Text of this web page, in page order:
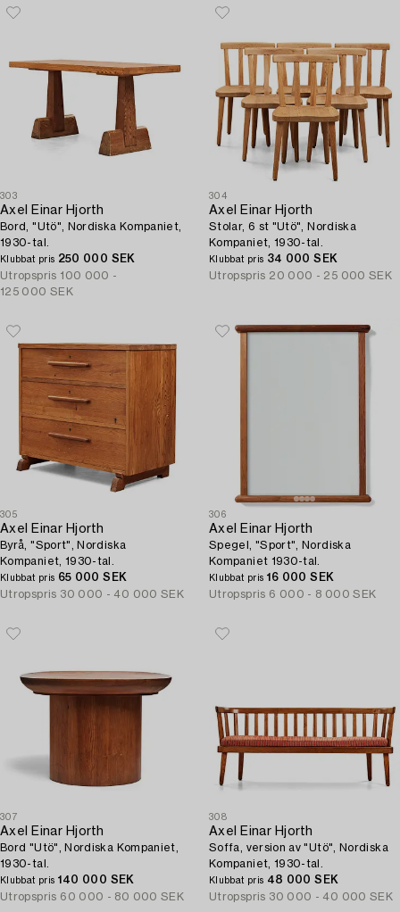
303
Axel Einar Hjorth
Bord, "Utö", Nordiska Kompaniet,
1930-tal.
Klubbat pris 250 000 SEK
Utropspris 100 000 -
125 000 SEK
304
Axel Einar Hjorth
Stolar, 6 st "Utö", Nordiska
Kompaniet, 1930-tal.
Klubbat pris 34 000 SEK
Utropspris 20 000 - 25 000 SEK
305
Axel Einar Hjorth
Byrå, "Sport", Nordiska
Kompaniet, 1930-tal.
Klubbat pris 65 000 SEK
Utropspris 30 000 - 40 000 SEK
306
Axel Einar Hjorth
Spegel, "Sport", Nordiska
Kompaniet 1930-tal.
Klubbat pris 16 000 SEK
Utropspris 6 000 - 8 000 SEK
307
Axel Einar Hjorth
Bord "Utö", Nordiska Kompaniet,
1930-tal.
Klubbat pris 140 000 SEK
Utropspris 60 000 - 80 000 SEK
308
Axel Einar Hjorth
Soffa, version av "Utö", Nordiska
Kompaniet, 1930-tal.
Klubbat pris 48 000 SEK
Utropspris 30 000 - 40 000 SEK